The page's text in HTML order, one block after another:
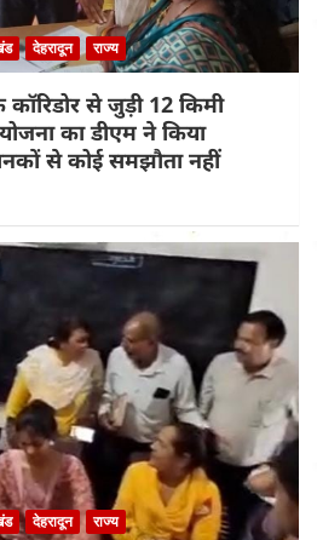
देहरादून राज्य
कॉरिडोर से जुड़ी 12 किमी
का डीएम ने किया
से कोई समझौता नहीं
देहरादून राज्य